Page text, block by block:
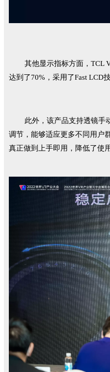
其他显示指标方面，TCL
达到了70%，采用了Fast LCD
此外，该产品支持透镜手
调节，能够适应更多不同用户
真正做到上手即用，降低了使